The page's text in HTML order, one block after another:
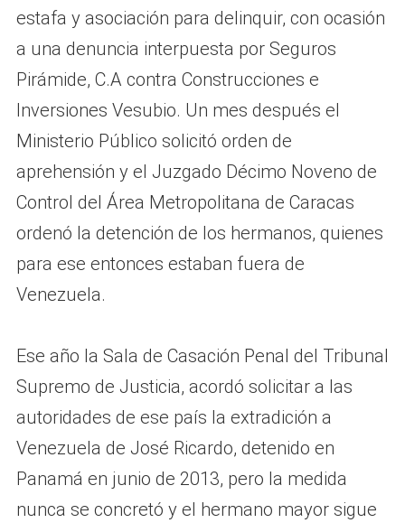
estafa y asociación para delinquir, con ocasión
a una denuncia interpuesta por Seguros
Pirámide, C.A contra Construcciones e
Inversiones Vesubio. Un mes después el
Ministerio Público solicitó orden de
aprehensión y el Juzgado Décimo Noveno de
Control del Área Metropolitana de Caracas
ordenó la detención de los hermanos, quienes
para ese entonces estaban fuera de
Venezuela.
Ese año la Sala de Casación Penal del Tribunal
Supremo de Justicia, acordó solicitar a las
autoridades de ese país la extradición a
Venezuela de José Ricardo, detenido en
Panamá en junio de 2013, pero la medida
nunca se concretó y el hermano mayor sigue